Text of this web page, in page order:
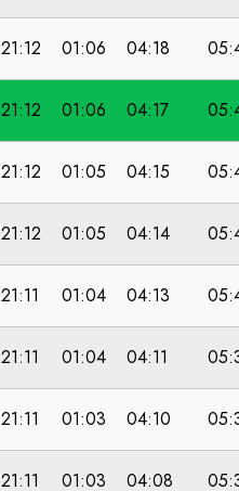
21:12 01:06 04:18
21:12 01:06 04:17
21:12 01:05 04:15
21:12 01:05 04:14
21:11 01:04 04:13
21:11 01:04 04:11
21:11 01:03 04:10
21:11 01:03 04:08